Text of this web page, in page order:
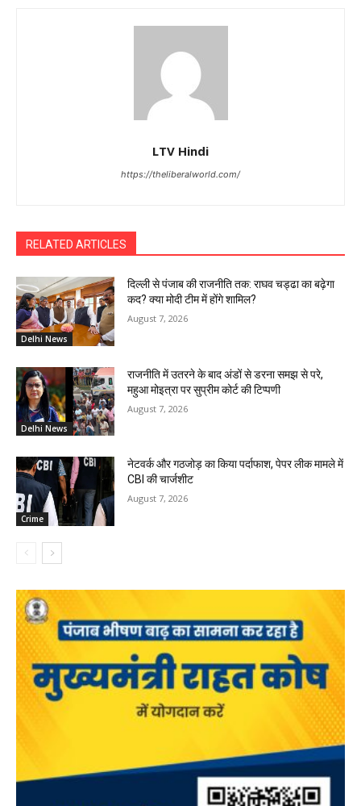
LTV Hindi
https://theliberalworld.com/
RELATED ARTICLES
Delhi News
दिल्ली से पंजाब की राजनीति तक: राघव चड्ढा का बढ़ेगा
कद? क्या मोदी टीम में होंगे शामिल?
August 7, 2026
Delhi News
राजनीति में उतरने के बाद अंडों से डरना समझ से परे,
महुआ मोइत्रा पर सुप्रीम कोर्ट की टिप्पणी
August 7, 2026
Crime
नेटवर्क और गठजोड़ का किया पर्दाफाश, पेपर लीक मामले में
CBI की चार्जशीट
August 7, 2026